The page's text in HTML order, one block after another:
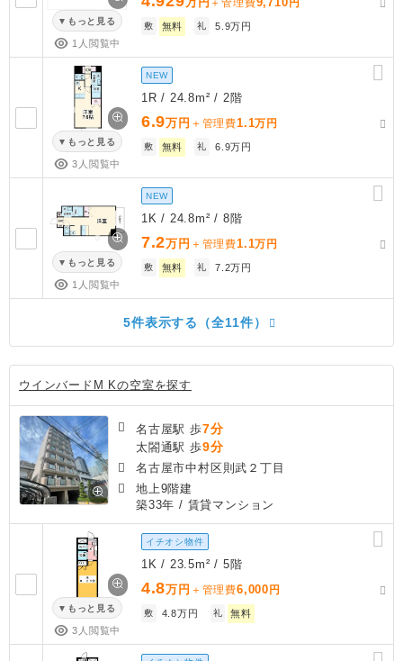
もっと見る
1人閲覧中
＋管理費 円
敷 無料 礼 5.9万円
もっと見る
3人閲覧中
NEW
1R / 24.8m² / 2階
6.9万円 ＋管理費1.1万円
敷 無料 礼 6.9万円
もっと見る
1人閲覧中
NEW
1K / 24.8m² / 8階
7.2万円 ＋管理費1.1万円
敷 無料 礼 7.2万円
5件表示する（全11件）
ウインバードM Kの空室を探す
名古屋駅 歩7分
太閤通駅 歩9分
名古屋市中村区則武２丁目
地上9階建
築33年 / 賃貸マンション
もっと見る
3人閲覧中
イチオシ物件
1K / 23.5m² / 5階
4.8万円 ＋管理費6,000 円
敷 4.8万円 礼 無料